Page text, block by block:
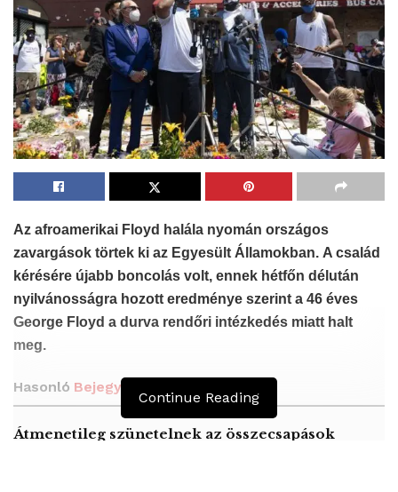
Az afroamerikai Floyd halála nyomán országos
zavargások törtek ki az Egyesült Államokban. A család
kérésére újabb boncolás volt, ennek hétfőn délután
nyilvánosságra hozott eredménye szerint a 46 éves
George Floyd a durva rendőri intézkedés miatt halt
meg.
Hasonló Bejegyzések
Átmenetileg szünetelnek az összecsapások
Continue Reading